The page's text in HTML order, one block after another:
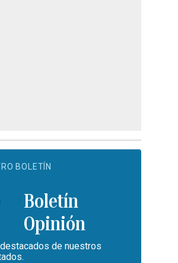
BOLETÍN
Boletín
Opinión
de nuestros